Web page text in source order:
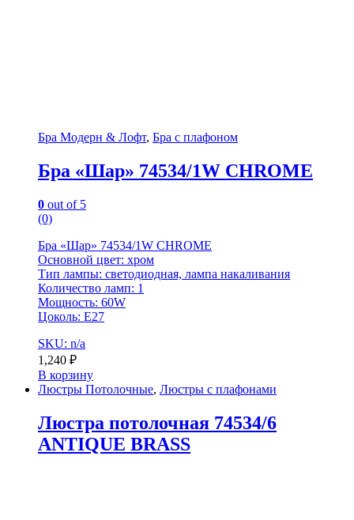
Бра Модерн & Лофт, Бра с плафоном
Бра «Шар» 74534/1W CHROME
0 out of 5
(0)
Бра «Шар» 74534/1W CHROME
Основной цвет: хром
Тип лампы: светодиодная, лампа накаливания
Количество ламп: 1
Мощность: 60W
Цоколь: E27
SKU: n/a
1,240 ₽
В корзину
Люстры Потолочные, Люстры с плафонами
Люстра потолочная 74534/6
ANTIQUE BRASS